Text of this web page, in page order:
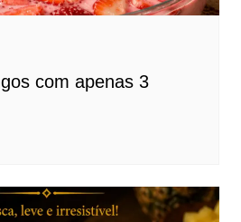
com apenas 3